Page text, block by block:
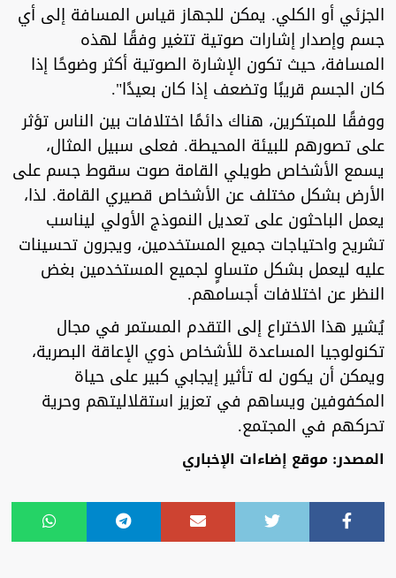
الجزئي أو الكلي. يمكن للجهاز قياس المسافة إلى أي
جسم وإصدار إشارات صوتية تتغير وفقًا لهذه
المسافة، حيث تكون الإشارة الصوتية أكثر وضوحًا إذا
كان الجسم قريبًا وتضعف إذا كان بعيدًا".
ووفقًا للمبتكرين، هناك دائمًا اختلافات بين الناس تؤثر
على تصورهم للبيئة المحيطة. فعلى سبيل المثال،
يسمع الأشخاص طويلي القامة صوت سقوط جسم على
الأرض بشكل مختلف عن الأشخاص قصيري القامة. لذا،
يعمل الباحثون على تعديل النموذج الأولي ليناسب
تشريح واحتياجات جميع المستخدمين، ويجرون تحسينات
عليه ليعمل بشكل متساوٍ لجميع المستخدمين بغض
النظر عن اختلافات أجسامهم.
يُشير هذا الاختراع إلى التقدم المستمر في مجال
تكنولوجيا المساعدة للأشخاص ذوي الإعاقة البصرية،
ويمكن أن يكون له تأثير إيجابي كبير على حياة
المكفوفين ويساهم في تعزيز استقلاليتهم وحرية
تحركهم في المجتمع.
المصدر: موقع إضاءات الإخباري